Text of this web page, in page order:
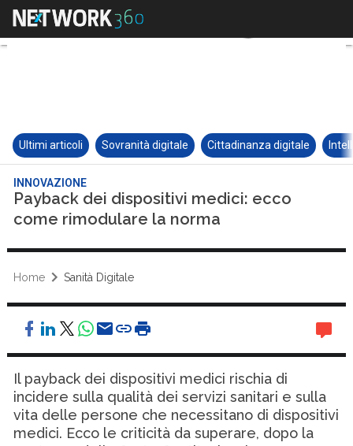
Ultimi articoli Sovranità digitale Cittadinanza digitale
INNOVAZIONE
Payback dei dispositivi medici: ecco
come rimodulare la norma
Home Sanità Digitale
Il payback dei dispositivi medici rischia di
incidere sulla qualità dei servizi sanitari e sulla
vita delle persone che necessitano di dispositivi
medici. Ecco le criticità da superare, dopo la